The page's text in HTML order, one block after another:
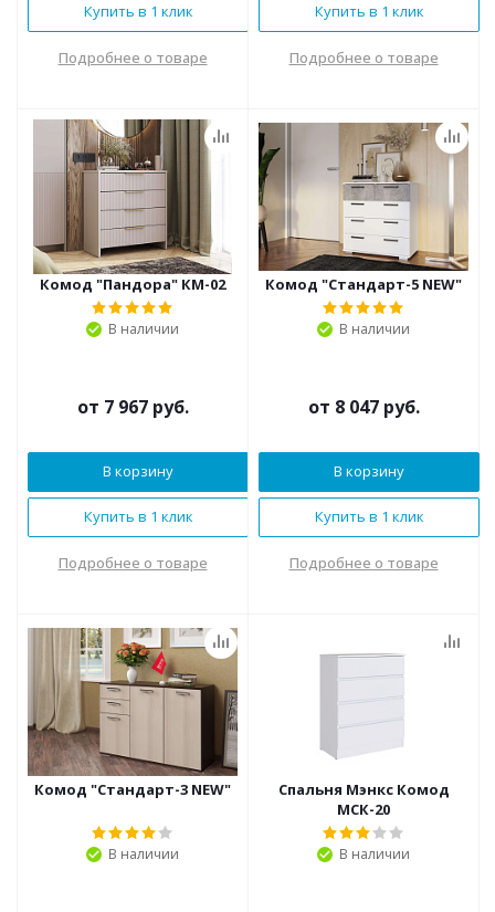
Купить в 1 клик
Подробнее о товаре
Купить в 1 клик
Подробнее о товаре
Комод "Пандора" КМ-02
В наличии
от 7 967 руб.
В корзину
Купить в 1 клик
Подробнее о товаре
Комод "Стандарт-5 NEW"
В наличии
от 8 047 руб.
В корзину
Купить в 1 клик
Подробнее о товаре
Комод "Стандарт-3 NEW"
В наличии
Спальня Мэнкс Комод
МСК-20
В наличии